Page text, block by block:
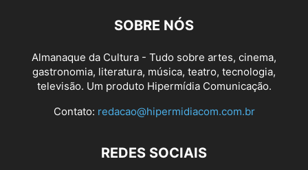
SOBRE NÓS
Almanaque da Cultura - Tudo sobre artes, cinema,
gastronomia, literatura, música, teatro, tecnologia,
televisão. Um produto Hipermídia Comunicação.
Contato: redacao@hipermidiacom.com.br
REDES SOCIAIS